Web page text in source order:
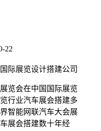
22
际展览设计搭建公司
览会在中国国际展览
行业汽车展会搭建多
智能网联汽车大会展
会搭建数十年经